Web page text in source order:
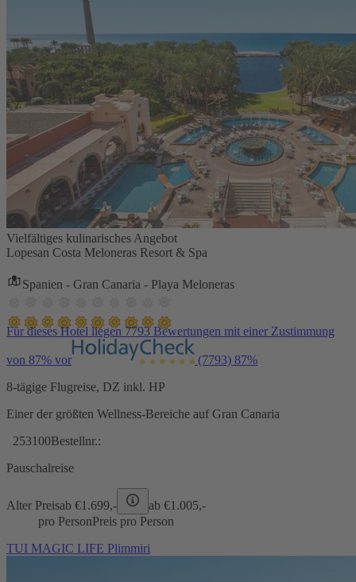
Vielfältiges kulinarisches Angebot
Lopesan Costa Meloneras Resort & Spa
Spanien - Gran Canaria - Playa Meloneras
Für dieses Hotel liegen 7793 Bewertungen mit einer Zustimmung
von 87% vor (7793) 87%
8-tägige Flugreise, DZ inkl. HP
Einer der größten Wellness-Bereiche auf Gran Canaria
253100Bestellnr.:
Pauschalreise
Alter Preisab €1.699,- ab €1.005,-
pro PersonPreis pro Person
TUI MAGIC LIFE Plimmiri